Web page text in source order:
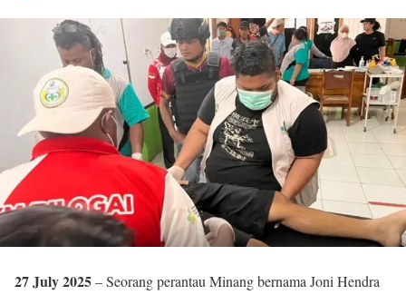
27 July 2025– Seorang perantau Minang bernama Joni Hendra